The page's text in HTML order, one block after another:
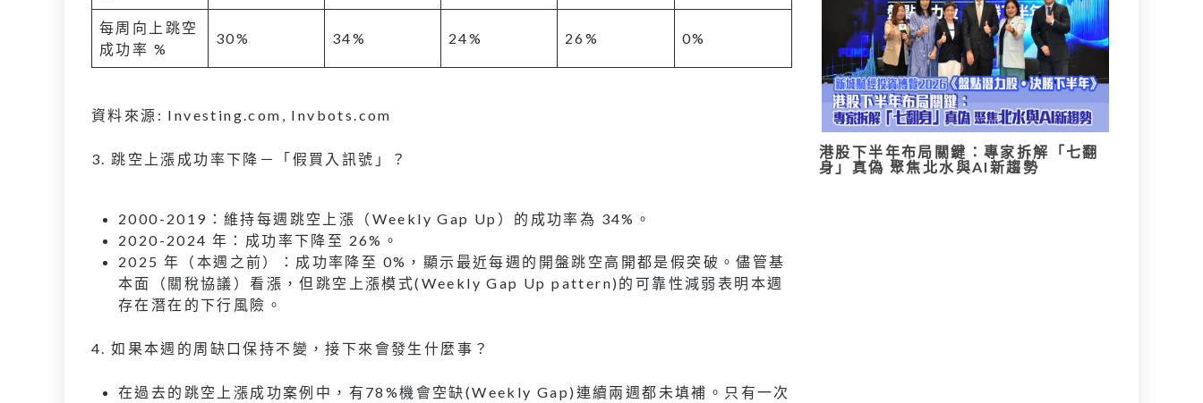
每周向上跳空
成功率 %
30% 34% 24% 26% 0%
資料來源: Investing.com, Invbots.com
3. 跳空上漲成功率下降－「假買入訊號」？
2000-2019：維持每週跳空上漲（Weekly Gap Up）的成功率為 34%。
2020-2024 年：成功率下降至 26%。
2025 年（本週之前）：成功率降至 0%，顯示最近每週的開盤跳空高開都是假突破。儘管基
本面（關稅協議）看漲，但跳空上漲模式(Weekly Gap Up pattern)的可靠性減弱表明本週
存在潛在的下行風險。
4. 如果本週的周缺口保持不變，接下來會發生什麼事？
在過去的跳空上漲成功案例中，有78%機會空缺(Weekly Gap)連續兩週都未填補。只有一次
港股下半年布局關鍵：專家拆解「七翻
身」真偽 聚焦北水與AI新趨勢